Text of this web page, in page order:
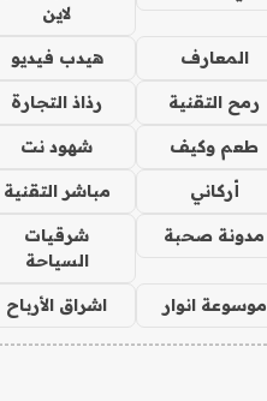
لاين
المعارف هيدب فيديو
رمح التقنية رذاذ التجارة
طعم وكيف شهود نت
أركاني مباشر التقنية
مدونة صحبة
شرقيات
السياحة
موسوعة انوار اشراق الأرباح